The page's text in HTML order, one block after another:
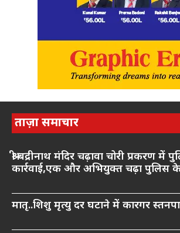
ताज़ा समाचार
श्री बद्रीनाथ मंदिर चढ़ावा चोरी प्रकरण में
कार्रवाई,एक और अभियुक्त चढ़ा पुलिस
मातृ..शिशु मृत्यु दर घटाने में कारगर